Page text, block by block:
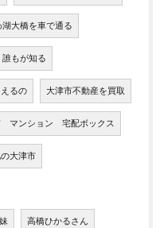
湖大橋を車で通る
誰もが知る
るの 大津市不動産を買取
マンション 宅配ボックス
大津市
高橋ひかるさん